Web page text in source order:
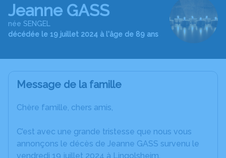
Jeanne GASS
née SENGEL
décédée le 19 juillet 2024 à l'âge de 89 ans
Message de la famille
Chère famille, chers amis,
C’est avec une grande tristesse que nous vous
annonçons le décès de Jeanne GASS survenu le
vendredi 19 juillet 2024 à Lingolsheim.